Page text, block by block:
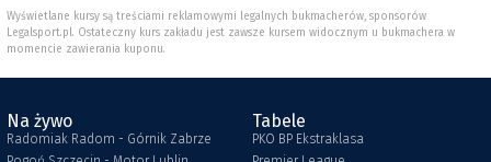
Wyświetlane kursy są treściami reklamowymi legalnych bukmacherów, sponsorów
Legalsport.pl. Ostateczny kurs zakładu jest zawsze kursem widocznym u bukmachera w
momencie zawierania kuponu.
Na żywo
Radomiak Radom - Górnik Zabrze
Tabele
PKO BP Ekstraklasa